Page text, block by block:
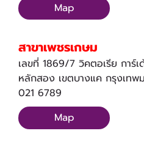
Map
สาขาเพชรเกษม
เลขที่ 1869/7 วิคตอเรีย การ์
หลักสอง เขตบางแค กรุงเทพ
021 6789
Map